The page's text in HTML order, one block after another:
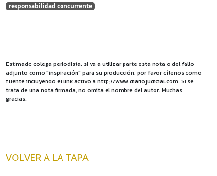
responsabilidad concurrente
Estimado colega periodista: si va a utilizar parte esta nota o del fallo
adjunto como "inspiración" para su producción, por favor cítenos como
fuente incluyendo el link activo a http://www.diariojudicial.com. Si se
trata de una nota firmada, no omita el nombre del autor. Muchas
gracias.
VOLVER A LA TAPA